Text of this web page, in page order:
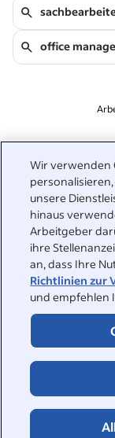
Wir verwenden
unsere
hinaus
Arbeitgeber
ihre
an, dass Ihre
Richtlinien zur
und empfehlen
office
Anmelden
Jobsuchende
Hilfe
Unternehmen
Karriere-Guide
Jobs finden
Arbeitgeber
Stellenanzeige
Indeed Events
Über uns
Über uns
Cookies
©2026 Indeed
Barrierefreiheit bei
Meldung gemäß
Seite zur Online-